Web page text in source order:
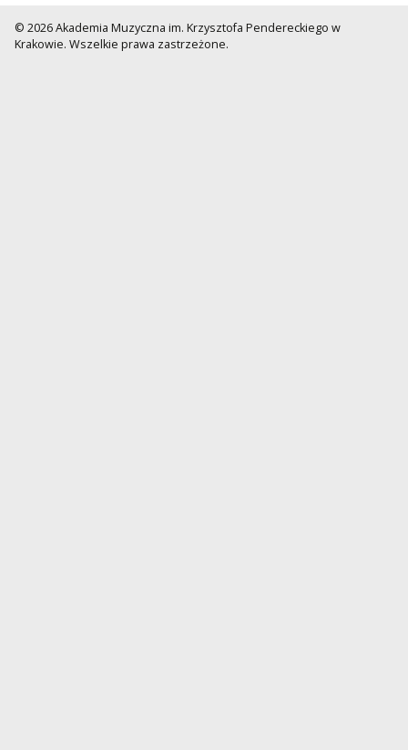
© 2026 Akademia Muzyczna im. Krzysztofa Pendereckiego w
Krakowie. Wszelkie prawa zastrzeżone.